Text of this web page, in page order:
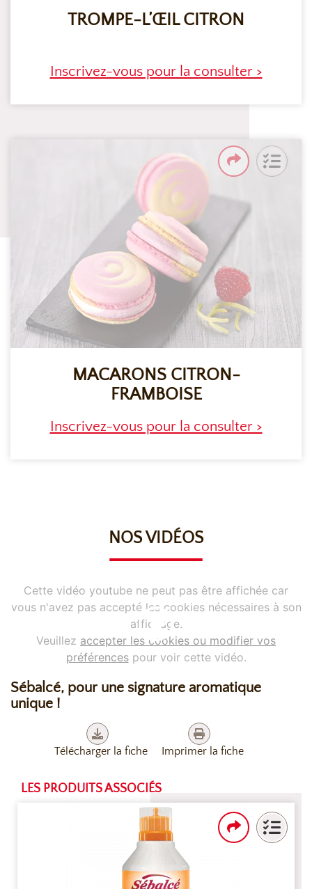
TROMPE-L’ŒIL CITRON
Inscrivez-vous pour la consulter >
MACARONS CITRON-
FRAMBOISE
Inscrivez-vous pour la consulter >
NOS VIDÉOS
Cette vidéo youtube ne peut pas être affichée car
vous n'avez pas accepté les cookies nécessaires à son
affichage.
Veuillez accepter les cookies ou modifier vos
préférencespour voir cette vidéo.
Sébalcé, pour une signature aromatique
unique !
Télécharger la fiche Imprimer la fiche
LES PRODUITS ASSOCIÉS